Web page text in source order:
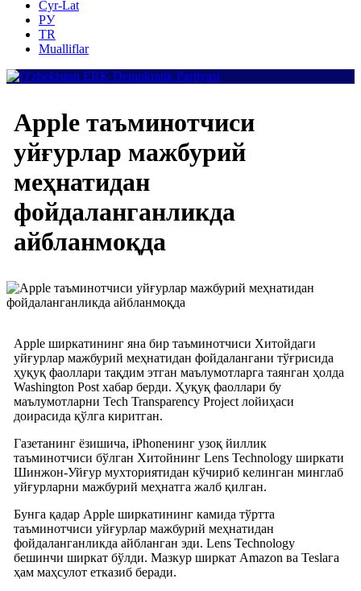
Cyr-Lat
РУ
TR
Mualliflar
Apple таъминотчиси
уйғурлар мажбурий
меҳнатидан
фойдаланганликда
айбланмоқда
Apple ширкатининг яна бир таъминотчиси Хитойдаги
уйғурлар мажбурий меҳнатидан фойдалангани тўғрисида
ҳуқуқ фаоллари тақдим этган маълумотларга таянган ҳолда
Washington Post хабар берди. Ҳуқуқ фаоллари бу
маълумотларни Tech Transparency Project лойиҳаси
доирасида қўлга киритган.
Газетанинг ёзишича, iPhoneнинг узоқ йиллик
таъминотчиси бўлган Хитойнинг Lens Technology ширкати
Шинжон-Уйғур мухториятидан кўчириб келинган минглаб
уйғурларни мажбурий меҳнатга жалб қилган.
Бунга қадар Apple ширкатининг камида тўртта
таъминотчиси уйғурлар мажбурий меҳнатидан
фойдаланганликда айбланган эди. Lens Technology
бешинчи ширкат бўлди. Мазкур ширкат Amazon ва Teslaга
ҳам маҳсулот етказиб беради.